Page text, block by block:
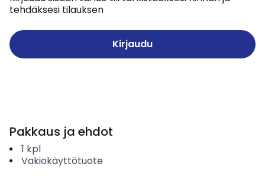
tehdäksesi tilauksen
Kirjaudu
Pakkaus ja ehdot
1 kpl
Vakiokäyttötuote